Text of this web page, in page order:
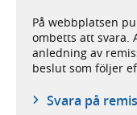
På webbplatsen
ombetts att svara.
anledning av
beslut som följer
Svara på